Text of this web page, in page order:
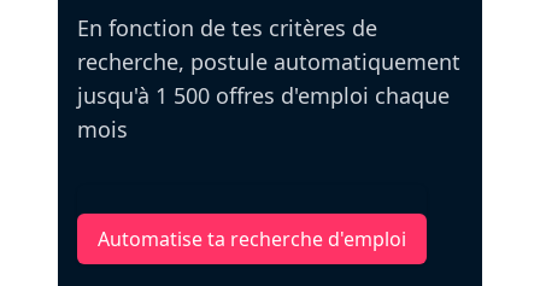
En fonction de tes critères de
recherche, postule automatiquement
jusqu'à 1 500 offres d'emploi chaque
mois
Automatise ta recherche d'emploi